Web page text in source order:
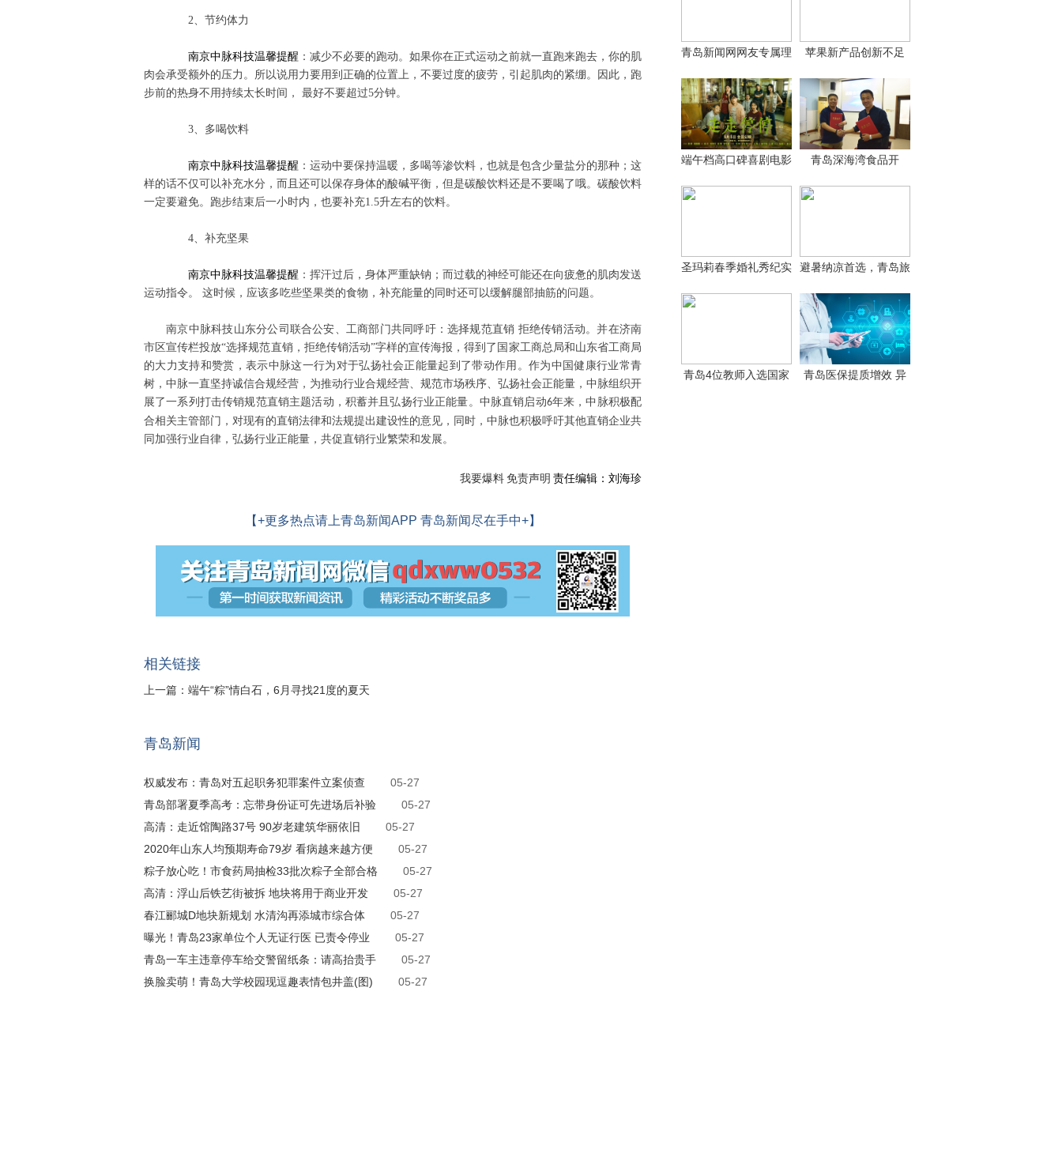
2、节约体力
南京中脉科技温馨提醒 ：减少不必要的跑动。如果你在正式运动之前就一直跑来跑去，你的肌
肉会承受额外的压力。所以说用力要用到正确的位置上，不要过度的疲劳，引起肌肉的紧绷。因此，跑
步前的热身不用持续太长时间，
最好不要超过5分钟。
3、多喝饮料
南京中脉科技温馨提醒 ：运动中要保持温暖，多喝等渗饮料，也就是包含少量盐分的那种；这
样的话不仅可以补充水分，而且还可以保存身体的酸碱平衡，但是碳酸饮料还是不要喝了哦。碳酸饮料
一定要避免。跑步结束后一小时内，也要补充1.5升左右的饮料。
4、补充坚果
南京中脉科技温馨提醒 ：挥汗过后，身体严重缺钠；而过载的神经可能还在向疲惫的肌肉发送
运动指令。
这时候，应该多吃些坚果类的食物，补充能量的同时还可以缓解腿部抽筋的问题。
南京中脉科技山东分公司联合公安、工商部门共同呼吁：选择规范直销 拒绝传销活动。并在济南
市区宣传栏投放“选择规范直销，拒绝传销活动”字样的宣传海报，得到了国家工商总局和山东省工商局
的大力支持和赞赏，表示中脉这一行为对于弘扬社会正能量起到了带动作用。作为中国健康行业常青
树，中脉一直坚持诚信合规经营，为推动行业合规经营、规范市场秩序、弘扬社会正能量，中脉组织开
展了一系列打击传销规范直销主题活动，积蓄并且弘扬行业正能量。中脉直销启动6年来，中脉积极配
合相关主管部门，对现有的直销法律和法规提出建设性的意见，同时，中脉也积极呼吁其他直销企业共
同加强行业自律，弘扬行业正能量，共促直销行业繁荣和发展。
我要爆料免责声明 责任编辑：刘海珍
【+更多热点请上青岛新闻APP 青岛新闻尽在手中+】
相关链接
上一篇： 端午“粽”情白石，6月寻找21度的夏天
青岛新闻
权威发布：青岛对五起职务犯罪案件立案侦查
05-27
青岛部署夏季高考：忘带身份证可先进场后补验
05-27
高清：走近馆陶路37号 90岁老建筑华丽依旧
05-27
2020年山东人均预期寿命79岁 看病越来越方便
05-27
粽子放心吃！市食药局抽检33批次粽子全部合格
05-27
高清：浮山后铁艺街被拆 地块将用于商业开发
05-27
春江郦城D地块新规划 水清沟再添城市综合体
05-27
曝光！青岛23家单位个人无证行医 已责令停业
05-27
青岛一车主违章停车给交警留纸条：请高抬贵手
05-27
换脸卖萌！青岛大学校园现逗趣表情包井盖(图)
05-27